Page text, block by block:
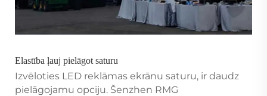
Elastība ļauj pielāgot saturu
Izvēloties LED reklāmas ekrānu saturu, ir daudz
pielāgojamu opciju. Šenzhen RMG